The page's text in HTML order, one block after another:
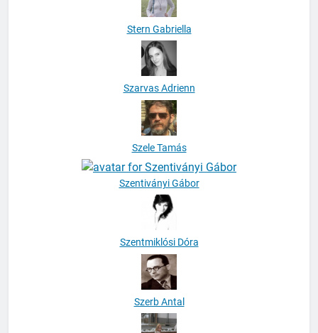
Stern Gabriella
Szarvas Adrienn
Szele Tamás
Szentiványi Gábor
Szentmiklósi Dóra
Szerb Antal